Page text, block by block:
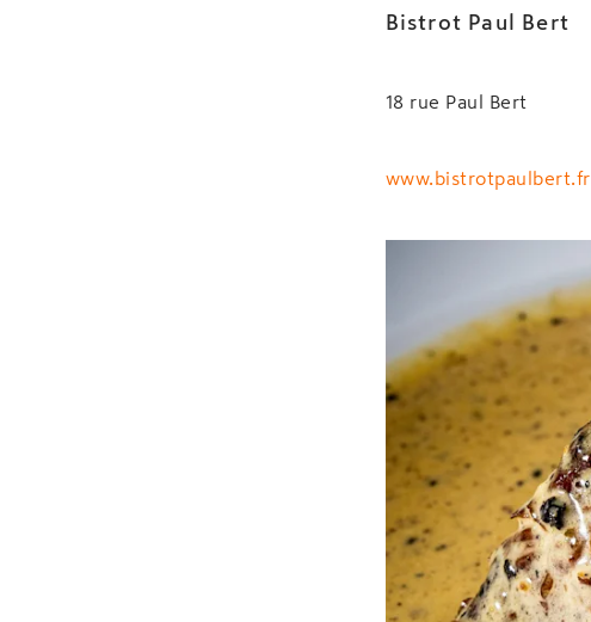
Bistrot Paul Bert
18 rue Paul Bert
www.bistrotpaulbert.fr